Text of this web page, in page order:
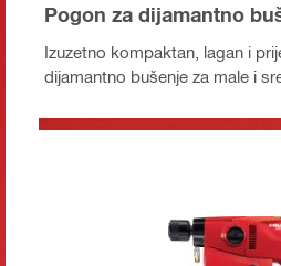
Pogon za dijamantno
Izuzetno kompaktan, lagan i
dijamantno bušenje za male i